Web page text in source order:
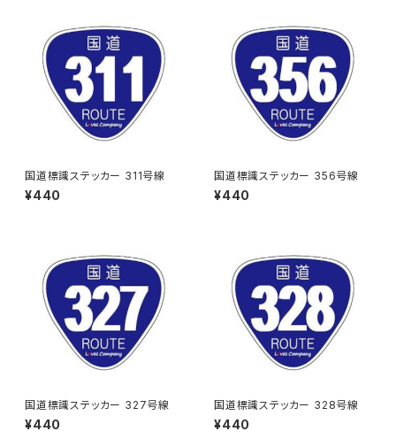
国道標識ステッカー 311号線
¥440
国道標識ステッカー 356号線
¥440
国道標識ステッカー 327号線
¥440
国道標識ステッカー 328号線
¥440